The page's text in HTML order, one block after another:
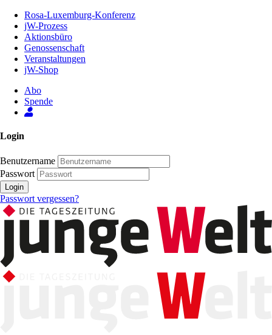
Inhalt
Seite
Rosa-Luxemburg-Konferenz
jW-Prozess
Aktionsbüro
Genossenschaft
Veranstaltungen
jW-Shop
Abo
Spende
Login
Benutzername
Passwort
Login
Passwort vergessen?